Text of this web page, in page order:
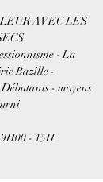
AVEC LES
- La
Bazille -
- moyens
- 15H